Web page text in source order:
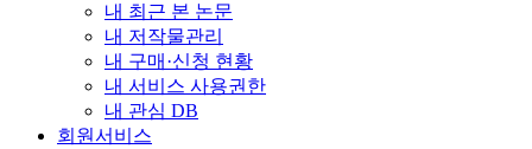
내 최근 본 논문
내 저작물관리
내 구매·신청 현황
내 서비스 사용권한
내 관심 DB
회원서비스